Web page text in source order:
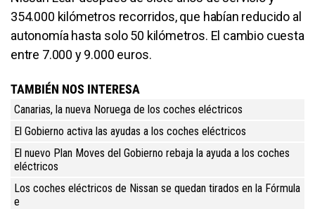
354.000 kilómetros recorridos, que habían reducido al
autonomía hasta solo 50 kilómetros. El cambio cuesta
entre 7.000 y 9.000 euros.
TAMBIÉN NOS INTERESA
Canarias, la nueva Noruega de los coches eléctricos
El Gobierno activa las ayudas a los coches eléctricos
El nuevo Plan Moves del Gobierno rebaja la ayuda a los coches
eléctricos
Los coches eléctricos de Nissan se quedan tirados en la Fórmula
e